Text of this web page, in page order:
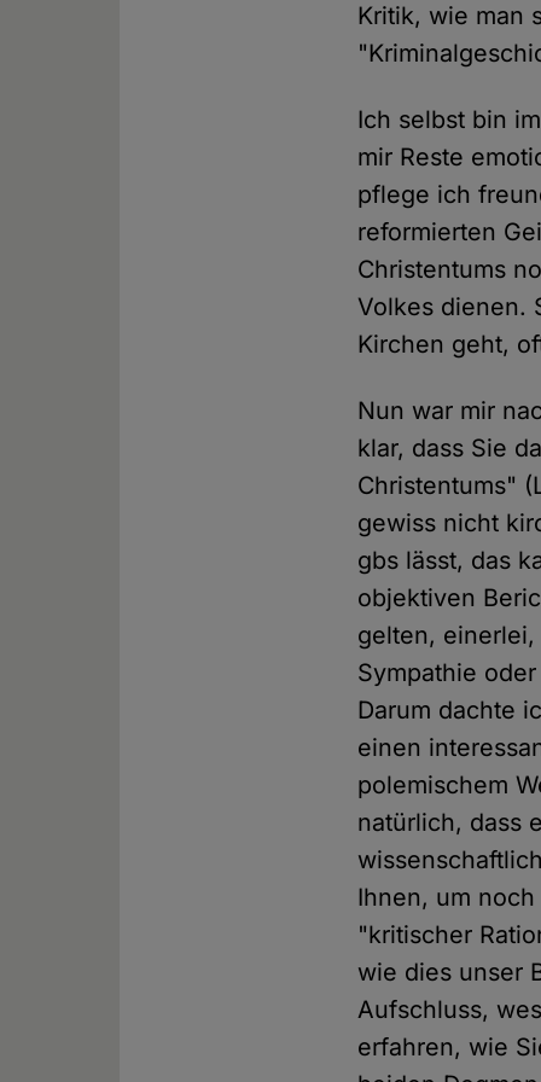
Kritik, wie man
Ich selbst bin
mir Reste
pflege ich
reformierten
Christentums
Volkes dienen.
Kirchen geht,
Nun war mir
klar, dass Sie
Christentums"
gewiss nicht
gbs lässt, das
objektiven
gelten,
Sympathie
Darum dachte
einen
polemischem
natürlich, dass
Ihnen, um
"kritischer
wie dies unser
Aufschluss,
erfahren, wie